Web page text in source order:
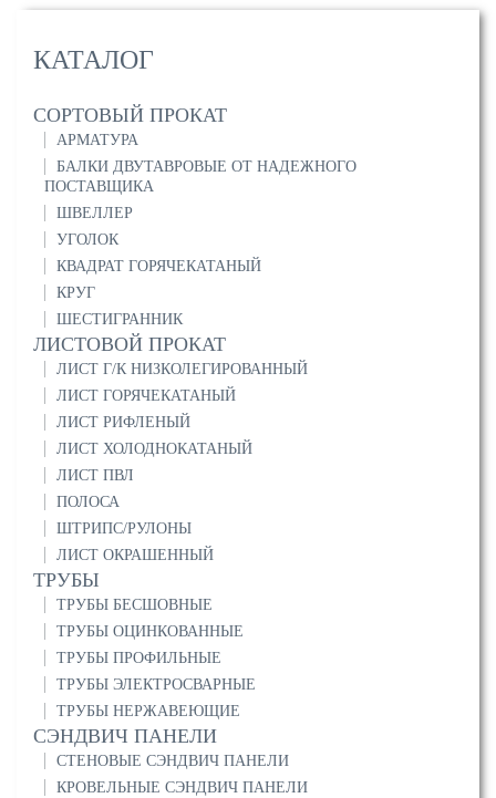
КАТАЛОГ
СОРТОВЫЙ ПРОКАТ
АРМАТУРА
БАЛКИ ДВУТАВРОВЫЕ ОТ НАДЕЖНОГО
ПОСТАВЩИКА
ШВЕЛЛЕР
УГОЛОК
КВАДРАТ ГОРЯЧЕКАТАНЫЙ
КРУГ
ШЕСТИГРАННИК
ЛИСТОВОЙ ПРОКАТ
ЛИСТ Г/К НИЗКОЛЕГИРОВАННЫЙ
ЛИСТ ГОРЯЧЕКАТАНЫЙ
ЛИСТ РИФЛЕНЫЙ
ЛИСТ ХОЛОДНОКАТАНЫЙ
ЛИСТ ПВЛ
ПОЛОСА
ШТРИПС/РУЛОНЫ
ЛИСТ ОКРАШЕННЫЙ
ТРУБЫ
ТРУБЫ БЕСШОВНЫЕ
ТРУБЫ ОЦИНКОВАННЫЕ
ТРУБЫ ПРОФИЛЬНЫЕ
ТРУБЫ ЭЛЕКТРОСВАРНЫЕ
ТРУБЫ НЕРЖАВЕЮЩИЕ
СЭНДВИЧ ПАНЕЛИ
СТЕНОВЫЕ СЭНДВИЧ ПАНЕЛИ
КРОВЕЛЬНЫЕ СЭНДВИЧ ПАНЕЛИ